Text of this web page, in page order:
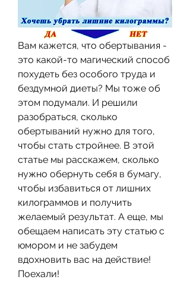
Вам кажется, что обертывания -
это какой-то магический способ
похудеть без особого труда и
бездумной диеты? Мы тоже об
этом подумали. И решили
разобраться, сколько
обертываний нужно для того,
чтобы стать стройнее. В этой
статье мы расскажем, сколько
нужно обернуть себя в бумагу,
чтобы избавиться от лишних
килограммов и получить
желаемый результат. А еще, мы
обещаем написать эту статью с
юмором и не забудем
вдохновить вас на действие!
Поехали!